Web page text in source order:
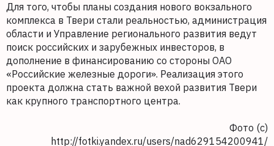
Для того, чтобы планы создания нового вокзального
комплекса в Твери стали реальностью, администрация
области и Управление регионального развития ведут
поиск российских и зарубежных инвесторов, в
дополнение в финансированию со стороны ОАО
«Российские железные дороги». Реализация этого
проекта должна стать важной вехой развития Твери
как крупного транспортного центра.
Фото (с)
http://fotki.yandex.ru/users/nad629154200941/